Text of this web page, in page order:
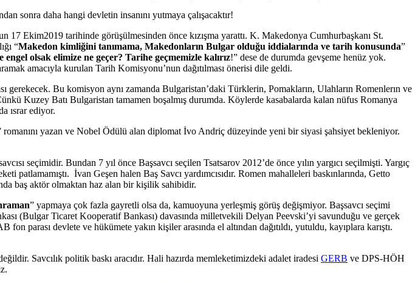
sonra daha hangi devletin insanını yutmaya çalışacaktır!
Ekim2019 tarihinde görüşülmesinden önce kızışma yarattı. K. Makedonya Cumhurbaşkanı St.
“Makedon kimliğini tanımama, Makedonların Bulgar olduğu iddialarında ve tarih konusunda”
olsak elimize ne geçer? Tarihe geçmemizle kalırız!” dese de durumda gevşeme henüz yok.
amacıyla kurulan Tarih Komisyonu’nun dağıtılması önerisi dile geldi.
Bu komisyon aynı zamanda Bulgaristan’daki Türklerin, Pomakların, Ulahların Romenlerın ve
Kuzey Batı Bulgaristan tamamen boşalmış durumda. Köylerde kasabalarda kalan nüfus Romanya
ısrar ediyor.
romanını yazan ve Nobel Ödülü alan diplomat İvo Andriç düzeyinde yeni bir siyasi şahsiyet bekleniyor.
seçimidir. Bundan 7 yıl önce Başsavcı seçilen Tsatsarov 2012’de önce yılın yargıcı seçilmişti. Yargıç
patlamamıştı. İvan Geşen halen Baş Savcı yardımcısıdır. Romen mahalleleri baskınlarında, Getto
baş aktör olmaktan haz alan bir kişilik sahibidir.
” yapmaya çok fazla gayretli olsa da, kamuoyuna yerleşmiş görüş değişmiyor. Başsavcı seçimi
(Bulgar Ticaret Kooperatif Bankası) davasında milletvekili Delyan Peevski’yi savunduğu ve gerçek
fon parası devlete ve hükümete yakın kişiler arasında el altından dağıtıldı, yutuldu, kayıplara karıştı.
Savcılık politik baskı aracıdır. Hali hazırda memleketimizdeki adalet iradesi GERB ve DPS-HÖH